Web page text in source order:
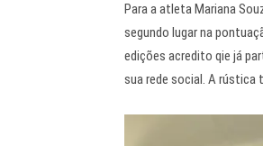
Para a atleta Mariana
segundo lugar na
edições acredito qie já
sua rede social. A rústica